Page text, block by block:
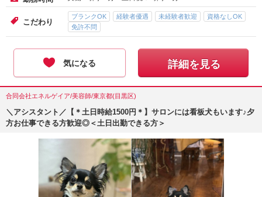
こだわり
ブランクOK 経験者優遇 未経験者歓迎
資格なしOK
免許不問
気になる 詳細を見る
合同会社エネルゲイア/美容師/東京都(目黒区)
＼アシスタント／【＊土日時給1500円＊】サロンには看板犬もいます♪夕
方お仕事できる方歓迎◎＜土日出勤できる方＞